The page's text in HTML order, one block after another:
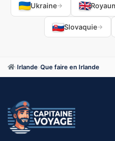
Ukraine→
Slovaquie→
› Irlande›Que faire en Irlande